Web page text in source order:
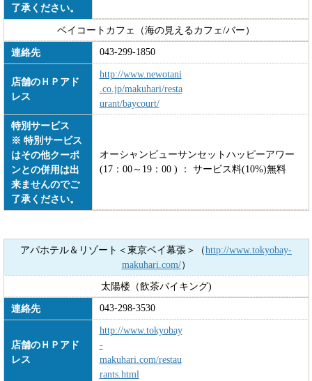
了承ください。
ベイコートカフェ（海の見えるカフェ/バー）
連絡先
043-299-1850
店舗のＨＰアド
レス
http://www.newotani
.co.jp/makuhari/resta
urant/baycourt/
特別サービス
※ 特別サービス
はその他クーポ
ンとの併用は出
来ませんのでご
了承ください。
オーシャンビューサンセットハッピーアワー
(17：00～19：00 ) ： サービス料(10%)無料
アパホテル＆リゾート＜東京ベイ幕張＞（http://www.tokyobay-
makuhari.com/）
太陽楼（飲茶バイキング)
連絡先
043-298-3530
店舗のＨＰアド
レス
http://www.tokyobay
-
makuhari.com/restau
rants.html